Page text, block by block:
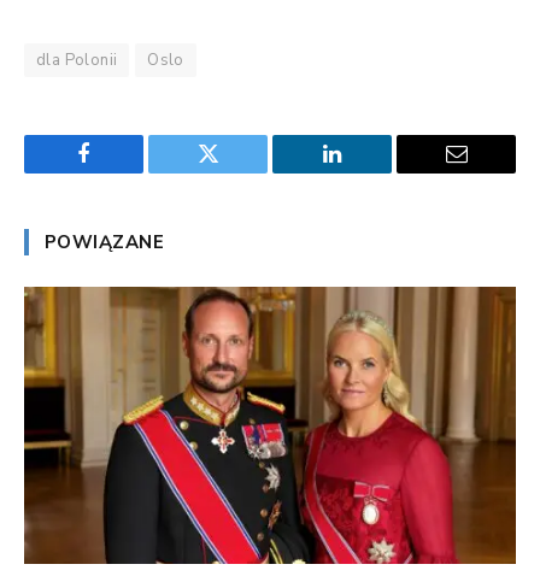
dla Polonii Oslo
Facebook Twitter LinkedIn Email
POWIĄZANE